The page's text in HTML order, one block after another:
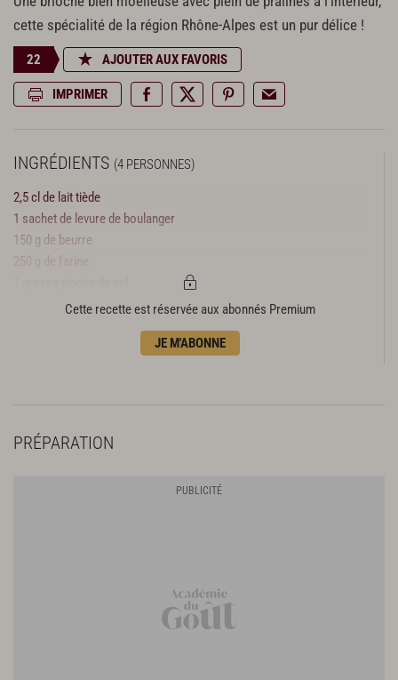
cette spécialité de la région Rhône-Alpes est un pur délice !
22 AJOUTER AUX FAVORIS
IMPRIMER
INGRÉDIENTS (4 PERSONNES)
2,5 cl de lait tiède
1 sachet de levure de boulanger
150 g de beurre
250 g de farine
30 g de sucre en poudre
150 g de pralines roses concassées
Cette recette est réservée aux abonnés Premium
JE M'ABONNE
PRÉPARATION